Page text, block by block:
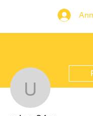
urban34